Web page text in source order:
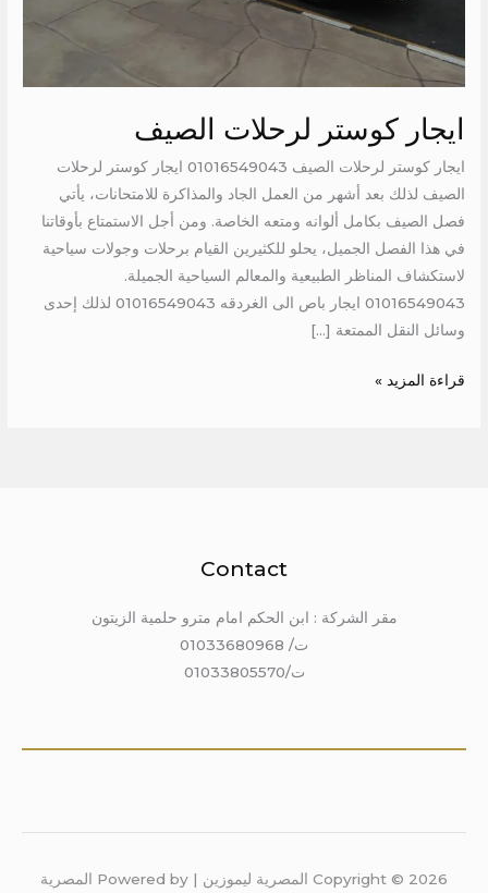
ايجار كوستر لرحلات الصيف
ايجار كوستر لرحلات الصيف 01016549043 ايجار كوستر لرحلات
الصيف لذلك بعد أشهر من العمل الجاد والمذاكرة للامتحانات، يأتي
فصل الصيف بكامل ألوانه ومتعه الخاصة. ومن أجل الاستمتاع بأوقاتنا
في هذا الفصل الجميل، يحلو للكثيرين القيام برحلات وجولات سياحية
لاستكشاف المناظر الطبيعية والمعالم السياحية الجميلة.
01016549043 ايجار باص الى الغردقه 01016549043 لذلك إحدى
وسائل النقل الممتعة […]
قراءة المزيد »
Contact
مقر الشركة : ابن الحكم امام مترو حلمية الزيتون
ت/ 01033680968
ت/01033805570
Copyright © 2026 المصرية ليموزين | Powered by المصرية